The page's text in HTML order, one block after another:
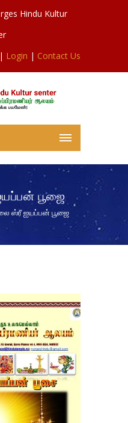
Hindu Kultur
| Login | Contact Us
பூஜை
ஸ்ரீ ஐயப்பன் பூஜை